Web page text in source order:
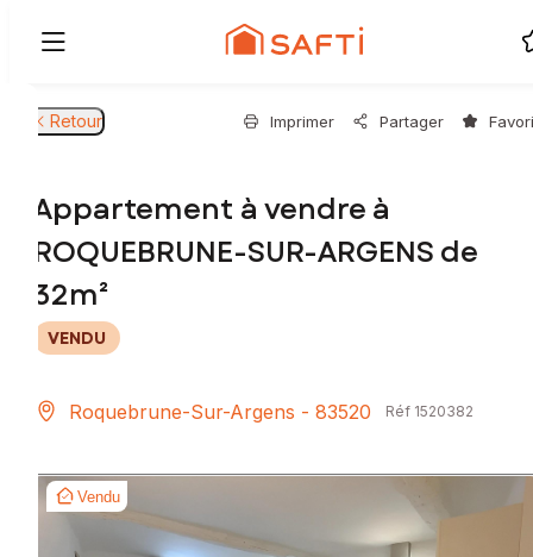
Retour Imprimer Partager
Appartement à vendre à
ROQUEBRUNE-SUR-ARGENS de
32m²
VENDU
Roquebrune-Sur-Argens - 83520 Réf 1520382
Vendu